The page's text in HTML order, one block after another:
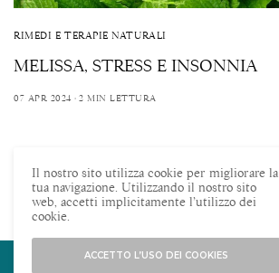
RIMEDI E TERAPIE NATURALI
MELISSA, STRESS E INSONNIA
07 APR 2024 2 MIN LETTURA
Il nostro sito utilizza cookie per migliorare la
tua navigazione. Utilizzando il nostro sito
web, accetti implicitamente l’utilizzo dei
cookie.
ACCETTO L’USO DEI COOKIES